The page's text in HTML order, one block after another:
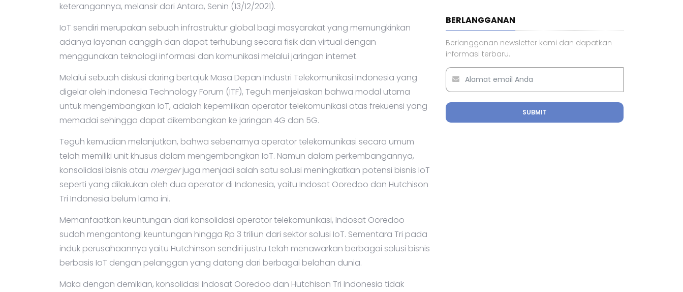
keterangannya, melansir dari Antara, Senin (13/12/2021).
IoT sendiri merupakan sebuah infrastruktur global bagi masyarakat yang memungkinkan
adanya layanan canggih dan dapat terhubung secara fisik dan virtual dengan
menggunakan teknologi informasi dan komunikasi melalui jaringan internet.
Melalui sebuah diskusi daring bertajuk Masa Depan Industri Telekomunikasi Indonesia yang
digelar oleh Indonesia Technology Forum (ITF), Teguh menjelaskan bahwa modal utama
untuk mengembangkan IoT, adalah kepemilikan operator telekomunikasi atas frekuensi yang
memadai sehingga dapat dikembangkan ke jaringan 4G dan 5G.
Teguh kemudian melanjutkan, bahwa sebenarnya operator telekomunikasi secara umum
telah memiliki unit khusus dalam mengembangkan IoT. Namun dalam perkembangannya,
konsolidasi bisnis atau mergerjuga menjadi salah satu solusi meningkatkan potensi bisnis IoT
seperti yang dilakukan oleh dua operator di Indonesia, yaitu Indosat Ooredoo dan Hutchison
Tri Indonesia belum lama ini.
Memanfaatkan keuntungan dari konsolidasi operator telekomunikasi, Indosat Ooredoo
sudah mengantongi keuntungan hingga Rp 3 triliun dari sektor solusi IoT. Sementara Tri pada
induk perusahaannya yaitu Hutchinson sendiri justru telah menawarkan berbagai solusi bisnis
berbasis IoT dengan pelanggan yang datang dari berbagai belahan dunia.
Maka dengan demikian, konsolidasi Indosat Ooredoo dan Hutchison Tri Indonesia tidak
BERLANGGANAN
Berlangganan newsletter kami dan dapatkan
informasi terbaru.
SUBMIT